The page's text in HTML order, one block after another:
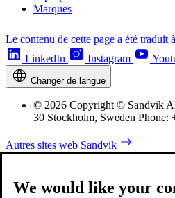
Marques
Le contenu de cette page a été traduit
LinkedIn
Instagram
Changer de langue
© 2026 Copyright © Sandvik
30 Stockholm, Sweden Phone:
Autres sites web Sandvik
We would like your